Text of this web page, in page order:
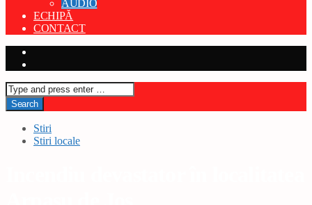
AUDIO
ECHIPĂ
CONTACT
Stiri
Stiri locale